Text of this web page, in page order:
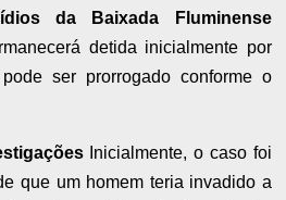
da Baixada Fluminense
detida inicialmente por
ser prorrogado conforme o
Inicialmente, o caso foi
que um homem teria invadido a